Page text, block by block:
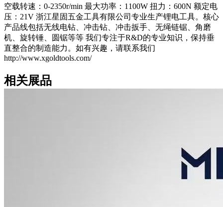
空载转速：0-2350r/min 最大功率：1100W 扭力：600N 额定电
压：21V 浙江星固五金工具有限公司专业生产锂电工具。核心
产品线包括无线电钻、冲击钻、冲击扳手、无绳链锯、角磨
机、旋转锤、圆锯等等 我们专注于R&D的专业知识，保持垂
直整合的制造能力。如有兴趣，请联系我们
http://www.xgoldtools.com/
相关展品